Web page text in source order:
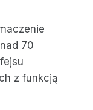
70
z funkcją